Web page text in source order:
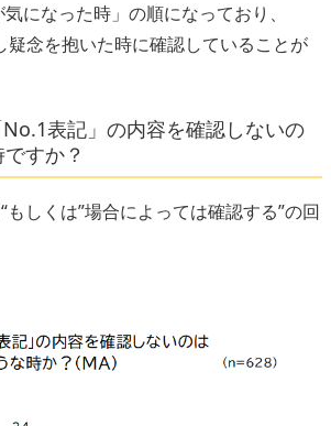
になった時」の順になっており、
疑念を抱いた時に確認していることが
表記」の内容を確認しないの
すか？
もしくは”場合によっては確認する”の回